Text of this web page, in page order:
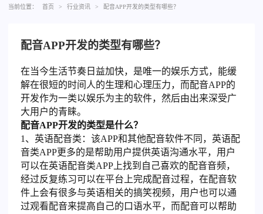
当前位置： 首页 > 行业资讯 > 配音APP开发的类型有哪些？
配音APP开发的类型有哪些？
在当今生活节奏日益加快，是唯一的娱乐方式，能缓
解在很短的时间人的生理和心理压力，而配音APP的
开发作为一类以娱乐为主的软件，然后由出来深受广
大用户的青睐。
配音APP开发的类型是什么？
1、英语配音类：该APP和其他配音软件不同，英语配
音类APP更多的是帮助用户提供英语沟通水平，用户
可以在英语配音类APP上找到自己喜欢的配音音频，
经过反复练习可以在平台上完成配音过程，在配音软
件上会有很多与英语相关的搞笑视频，用户也可以通
过观看配音来提高自己的口语水平，而配音可以帮助